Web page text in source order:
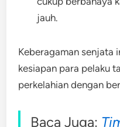
jauh.
Keberagaman senjata
kesiapan para pelaku
perkelahian dengan
Baca Juga: